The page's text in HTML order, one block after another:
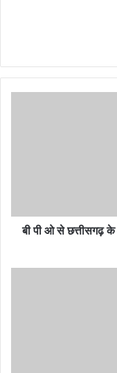
बी पी ओ से छत्तीसगढ़